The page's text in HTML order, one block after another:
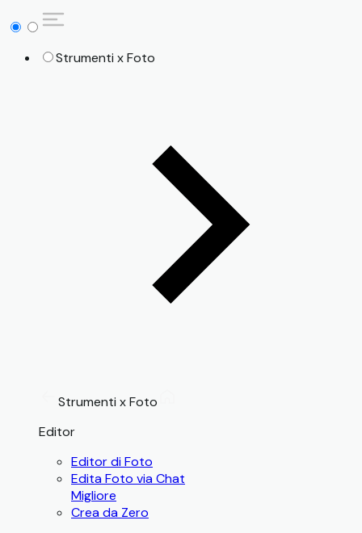
Strumenti x Foto
Strumenti x Foto
Editor
Editor di Foto
Edita Foto via Chat
Migliore
Crea da Zero